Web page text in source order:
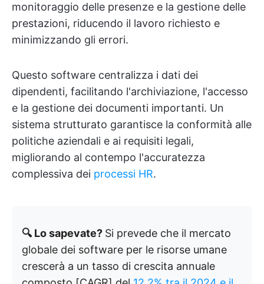
monitoraggio delle presenze e la gestione delle
prestazioni, riducendo il lavoro richiesto e
minimizzando gli errori.
Questo software centralizza i dati dei
dipendenti, facilitando l'archiviazione, l'accesso
e la gestione dei documenti importanti. Un
sistema strutturato garantisce la conformità alle
politiche aziendali e ai requisiti legali,
migliorando al contempo l'accuratezza
complessiva dei processi HR.
🔍 Lo sapevate? Si prevede che il mercato
globale dei software per le risorse umane
crescerà a un tasso di crescita annuale